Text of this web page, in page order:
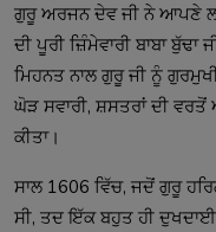
ਗੁਰੂ ਅਰਜਨ ਦੇਵ ਜੀ ਨੇ ਆਪਣੇ
ਦੀ ਪੂਰੀ ਜ਼ਿੰਮੇਵਾਰੀ ਬਾਬਾ
ਮਿਹਨਤ ਨਾਲ ਗੁਰੂ ਜੀ ਨੂੰ
ਘੋੜ ਸਵਾਰੀ, ਸ਼ਸਤਰਾਂ ਦੀ
ਕੀਤਾ।
ਸਾਲ 1606 ਵਿੱਚ, ਜਦੋਂ ਗੁਰੂ
ਸੀ, ਤਦ ਇੱਕ ਬਹੁਤ ਹੀ